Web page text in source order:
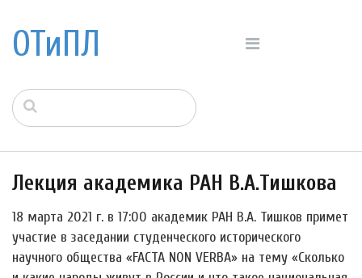
ОТиПЛ
Лекция академика РАН В.А.Тишкова
18 марта 2021 г. в 17:00 академик РАН В.А. Тишков примет
участие в заседании студенческого исторического
научного общества «FACTA NON VERBA» на тему «Сколько